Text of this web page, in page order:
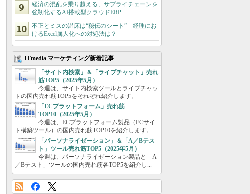
経済の混乱を乗り越える、サプライチェーンを
強靭化するAI搭載型クラウドERP
不正とミスの温床は“秘伝のシート” 経理にお
けるExcel属人化への対処法は？
ITmedia マーケティング新着記事
「サイト内検索」＆「ライブチャット」売れ
筋TOP5（2025年5月）
今週は、サイト内検索ツールとライブチャッ
トの国内売れ筋TOP5をそれぞれ紹介します。
「ECプラットフォーム」売れ筋
TOP10（2025年5月）
今週は、ECプラットフォーム製品（ECサイ
ト構築ツール）の国内売れ筋TOP10を紹介します。
「パーソナライゼーション」＆「A／Bテス
ト」ツール売れ筋TOP5（2025年5月）
今週は、パーソナライゼーション製品と「A
／Bテスト」ツールの国内売れ筋各TOP5を紹介し...